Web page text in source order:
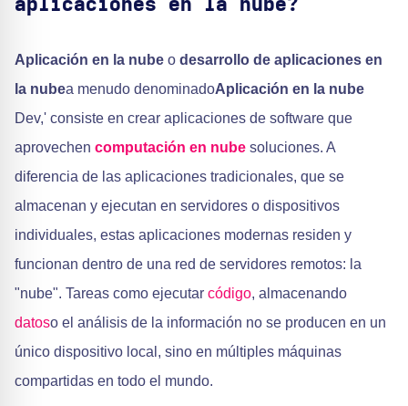
aplicaciones en la nube?
Aplicación en la nube o desarrollo de aplicaciones en
la nubea menudo denominadoAplicación en la nube
Dev,' consiste en crear aplicaciones de software que
aprovechen computación en nube soluciones. A
diferencia de las aplicaciones tradicionales, que se
almacenan y ejecutan en servidores o dispositivos
individuales, estas aplicaciones modernas residen y
funcionan dentro de una red de servidores remotos: la
"nube". Tareas como ejecutar código, almacenando
datoso el análisis de la información no se producen en un
único dispositivo local, sino en múltiples máquinas
compartidas en todo el mundo.